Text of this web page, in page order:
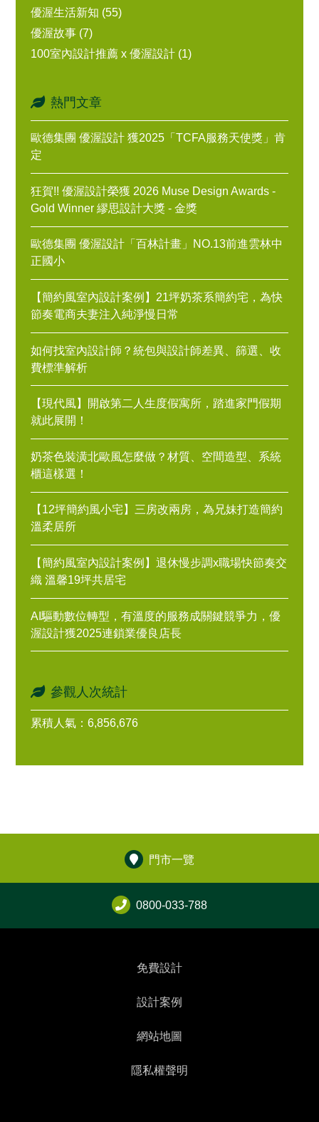
優渥生活新知 (55)
優渥故事 (7)
100室內設計推薦 x 優渥設計 (1)
熱門文章
歐德集團 優渥設計 獲2025「TCFA服務天使獎」肯
定
狂賀!! 優渥設計榮獲 2026 Muse Design Awards -
Gold Winner 繆思設計大獎 - 金獎
歐德集團 優渥設計「百林計畫」NO.13前進雲林中
正國小
【簡約風室內設計案例】21坪奶茶系簡約宅，為快
節奏電商夫妻注入純淨慢日常
如何找室內設計師？統包與設計師差異、篩選、收
費標準解析
【現代風】開啟第二人生度假寓所，踏進家門假期
就此展開！
奶茶色裝潢北歐風怎麼做？材質、空間造型、系統
櫃這樣選！
【12坪簡約風小宅】三房改兩房，為兄妹打造簡約
溫柔居所
【簡約風室內設計案例】退休慢步調x職場快節奏交
織 溫馨19坪共居宅
AI驅動數位轉型，有溫度的服務成關鍵競爭力，優
渥設計獲2025連鎖業優良店長
參觀人次統計
累積人氣：6,856,676
門市一覽
0800-033-788
免費設計
設計案例
網站地圖
隱私權聲明